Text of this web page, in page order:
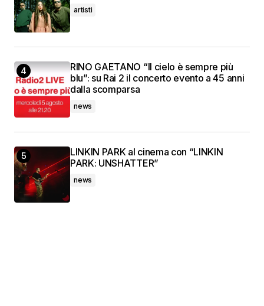
artisti
RINO GAETANO “Il cielo è sempre più
blu”: su Rai 2 il concerto evento a 45 anni
dalla scomparsa
news
LINKIN PARK al cinema con “LINKIN
PARK: UNSHATTER”
news